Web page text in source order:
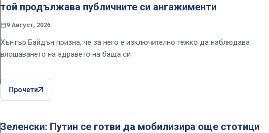
той продължава публичните си ангажименти
9 Август, 2026
Хънтър Байдън призна, че за него е изключително тежко да наблюдава
влошаването на здравето на баща си
Прочети
Зеленски: Путин се готви да мобилизира още стотици